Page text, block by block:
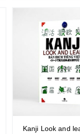
Kanji Look and